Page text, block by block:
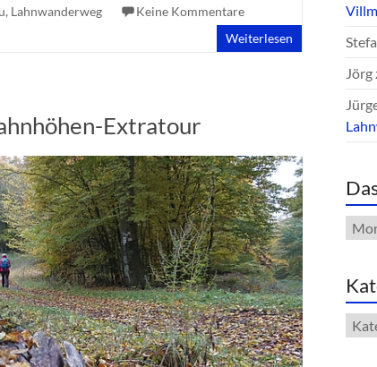
, Lahnwanderweg
Keine Kommentare
Weiterlesen
Extratour
Jörg
Das